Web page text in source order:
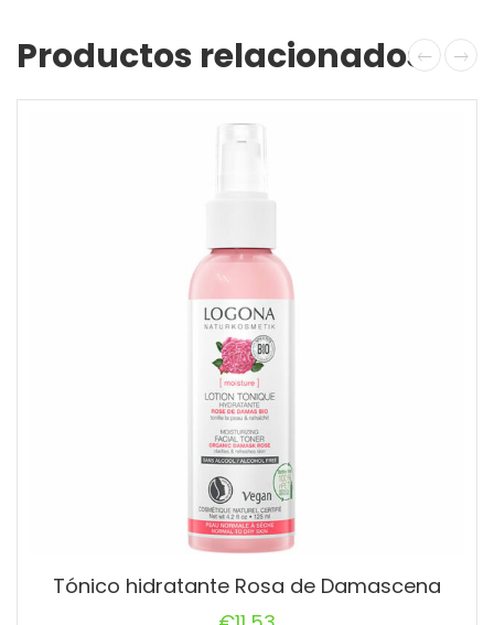
Productos relacionados
Tónico hidratante Rosa de Damascena